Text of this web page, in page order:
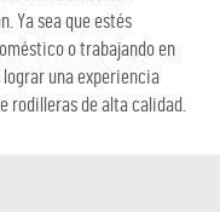
Ya sea que estés
o trabajando en
una experiencia
de alta calidad.